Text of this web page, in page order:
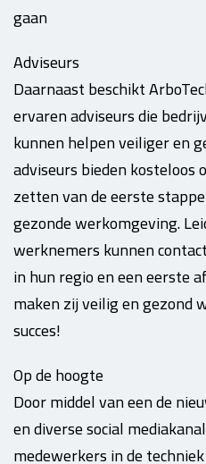
gaan
Adviseurs
Daarnaast beschikt
ervaren adviseurs die
kunnen helpen veiliger en
adviseurs bieden
zetten van de eerste
gezonde werkomgeving.
werknemers kunnen
in hun regio en een eerste
maken zij veilig en gezond
succes!
Op de hoogte
Door middel van een de
en diverse social
medewerkers in de